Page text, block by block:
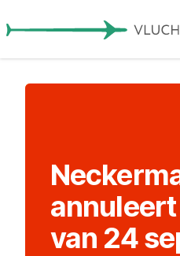
van 24